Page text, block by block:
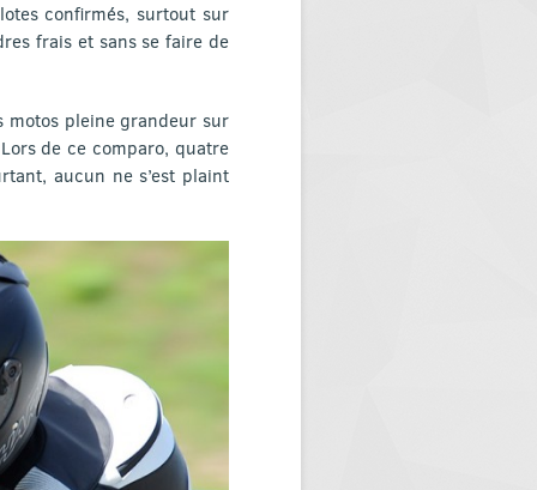
confirmés, surtout sur
frais et sans se faire de
motos pleine grandeur sur
de ce comparo, quatre
aucun ne s’est plaint